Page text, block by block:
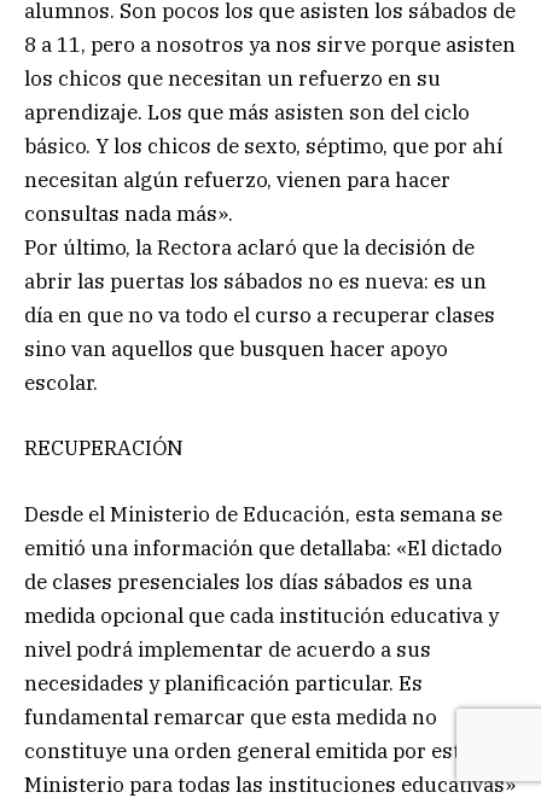
alumnos. Son pocos los que asisten los sábados de
8 a 11, pero a nosotros ya nos sirve porque asisten
los chicos que necesitan un refuerzo en su
aprendizaje. Los que más asisten son del ciclo
básico. Y los chicos de sexto, séptimo, que por ahí
necesitan algún refuerzo, vienen para hacer
consultas nada más».
Por último, la Rectora aclaró que la decisión de
abrir las puertas los sábados no es nueva: es un
día en que no va todo el curso a recuperar clases
sino van aquellos que busquen hacer apoyo
escolar.
RECUPERACIÓN
Desde el Ministerio de Educación, esta semana se
emitió una información que detallaba: «El dictado
de clases presenciales los días sábados es una
medida opcional que cada institución educativa y
nivel podrá implementar de acuerdo a sus
necesidades y planificación particular. Es
fundamental remarcar que esta medida no
constituye una orden general emitida por este
Ministerio para todas las instituciones educativas»